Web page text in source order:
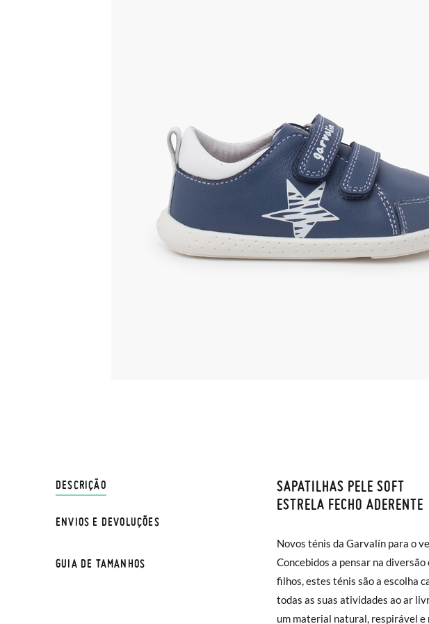
DESCRIÇÃO
SAPATILHAS PELE SOFT
ESTRELA FECHO ADERENTE
Novos ténis da Garvalín para o
Concebidos a pensar na
filhos, estes ténis são a escolha
todas as suas atividades ao ar
um material natural, respirável e
estivessem descalços. O que
sapatilhas é o design
azul, ambos com uma bonita
condizer com a sola e a borda
ótimos com toda a roupa de verão
ENVIOS E DEVOLUÇÕES
ENVIOS E DEVOLUÇÕES
normal ( 2 a 4 dias úteis para
sua casa!
Se desejar acelerar um pouco
entrega), que terá um custo de
na modalidade de Envio Normal.
GUIA DE TAMANHOS